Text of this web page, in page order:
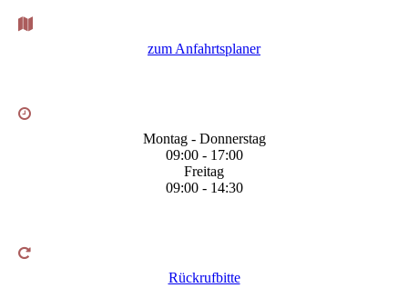
zum Anfahrtsplaner
Montag - Donnerstag
09:00 - 17:00
Freitag
09:00 - 14:30
Rückrufbitte